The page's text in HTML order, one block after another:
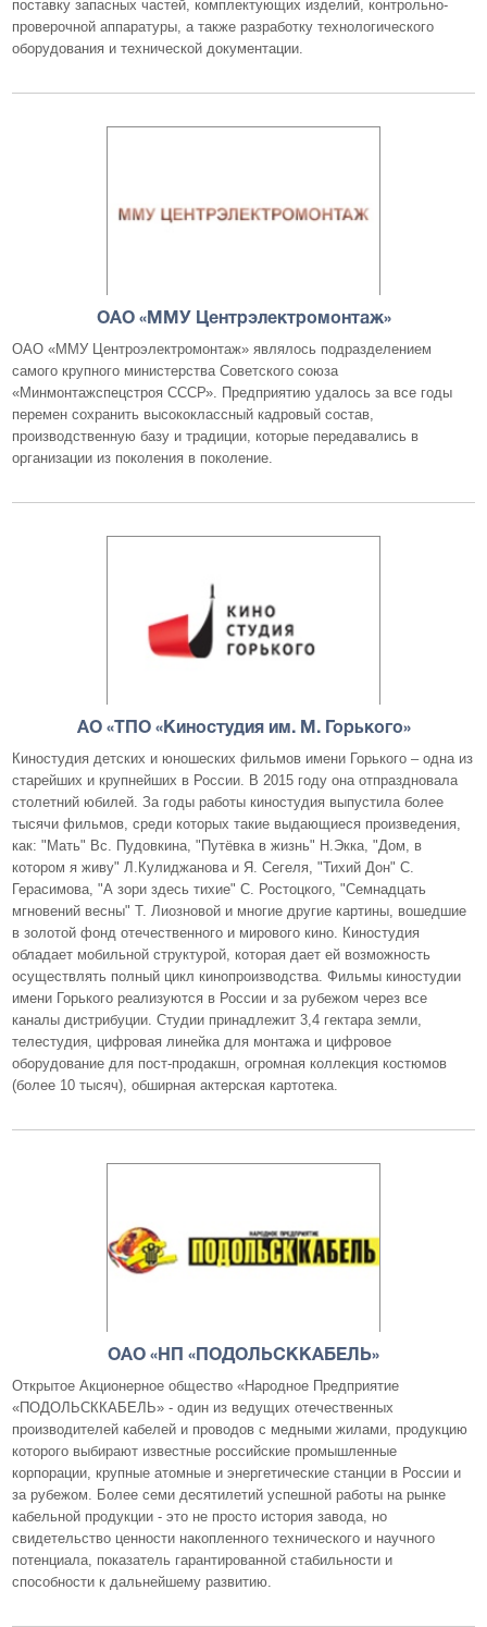
поставку запасных частей, комплектующих изделий, контрольно-
проверочной аппаратуры, а также разработку технологического
оборудования и технической документации.
ОАО «ММУ Центрэлектромонтаж»
ОАО «ММУ Центроэлектромонтаж» являлось подразделением
самого крупного министерства Советского союза
«Минмонтажспецстроя СССР». Предприятию удалось за все годы
перемен сохранить высококлассный кадровый состав,
производственную базу и традиции, которые передавались в
организации из поколения в поколение.
АО «ТПО «Киностудия им. М. Горького»
Киностудия детских и юношеских фильмов имени Горького – одна из
старейших и крупнейших в России. В 2015 году она отпраздновала
столетний юбилей. За годы работы киностудия выпустила более
тысячи фильмов, среди которых такие выдающиеся произведения,
как: "Мать" Вс. Пудовкина, "Путёвка в жизнь" Н.Экка, "Дом, в
котором я живу" Л.Кулиджанова и Я. Сегеля, "Тихий Дон" С.
Герасимова, "А зори здесь тихие" С. Ростоцкого, "Семнадцать
мгновений весны" Т. Лиозновой и многие другие картины, вошедшие
в золотой фонд отечественного и мирового кино. Киностудия
обладает мобильной структурой, которая дает ей возможность
осуществлять полный цикл кинопроизводства. Фильмы киностудии
имени Горького реализуются в России и за рубежом через все
каналы дистрибуции. Студии принадлежит 3,4 гектара земли,
телестудия, цифровая линейка для монтажа и цифровое
оборудование для пост-продакшн, огромная коллекция костюмов
(более 10 тысяч), обширная актерская картотека.
ОАО «НП «ПОДОЛЬСККАБЕЛЬ»
Открытое Акционерное общество «Народное Предприятие
«ПОДОЛЬСККАБЕЛЬ» - один из ведущих отечественных
производителей кабелей и проводов с медными жилами, продукцию
которого выбирают известные российские промышленные
корпорации, крупные атомные и энергетические станции в России и
за рубежом. Более семи десятилетий успешной работы на рынке
кабельной продукции - это не просто история завода, но
свидетельство ценности накопленного технического и научного
потенциала, показатель гарантированной стабильности и
способности к дальнейшему развитию.